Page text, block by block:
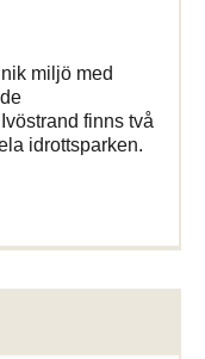
miljö med
finns två
idrottsparken.